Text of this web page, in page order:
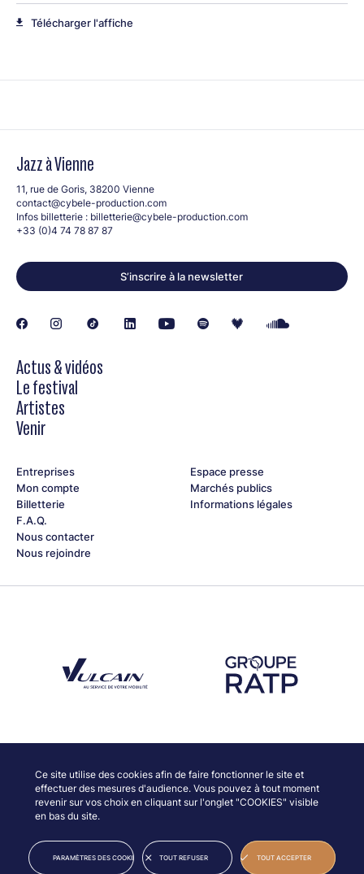
Ce site utilise des cookies afin de faire fonctionner le site et
effectuer des mesures d'audience. Vous pouvez à tout moment
revenir sur vos choix en cliquant sur l'onglet "COOKIES" visible
en bas du site.
PARAMÈTRES DES COOKIES TOUT REFUSER TOUT ACCEPTER
Télécharger l'affiche
Jazz à Vienne
11, rue de Goris, 38200 Vienne
contact@cybele-production.com
Infos billetterie : billetterie@cybele-production.com
+33 (0)4 74 78 87 87
S’inscrire à la newsletter
Actus & vidéos
Le festival
Artistes
Venir
Entreprises
Mon compte
Billetterie
F.A.Q.
Nous contacter
Nous rejoindre
Espace presse
Marchés publics
Informations légales
© JAZZ À VIENNE
INFORMATIONS LÉGALES
CRÉDITS